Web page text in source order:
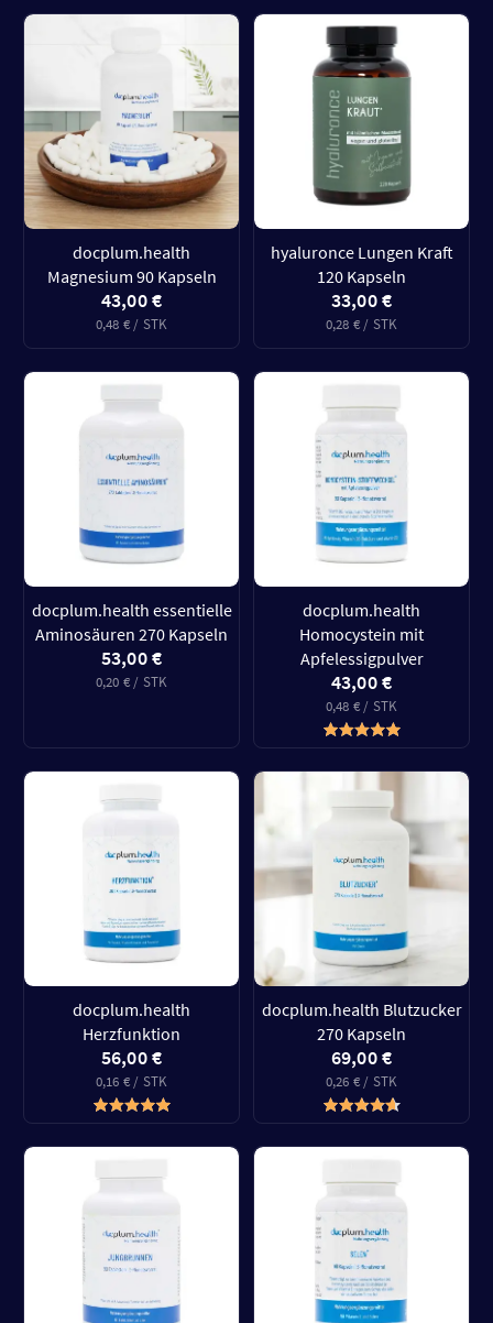
docplum.health
Magnesium 90 Kapseln
43,00 €
0,48 € / STK
hyaluronce Lungen Kraft
120 Kapseln
33,00 €
0,28 € / STK
docplum.health essentielle
Aminosäuren 270 Kapseln
53,00 €
0,20 € / STK
docplum.health
Homocystein mit
Apfelessigpulver
43,00 €
0,48 € / STK
docplum.health
Herzfunktion
56,00 €
0,16 € / STK
docplum.health Blutzucker
270 Kapseln
69,00 €
0,26 € / STK